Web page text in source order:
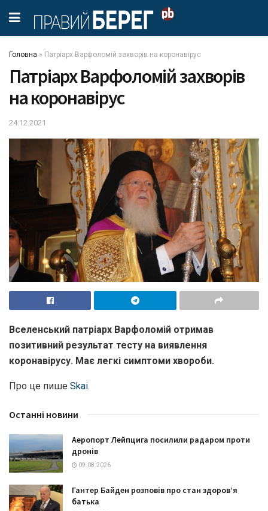
Головна » Патріарх Варфоломій захворів на коронавірус
Патріарх Варфоломій захворів
на коронавірус
24.12.2021
Вселенський патріарх Варфоломій отримав
позитивний результат тесту на виявлення
коронавірусу. Має легкі симптоми хвороби.
Про це пише Skai.
Останні новини
Аеропорт Лейпцига посилили радаром проти
дронів
09.08.2026
Гантер Байден розповів про стан здоров’я
батька